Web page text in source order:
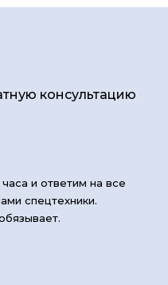
консультацию
и ответим на все
спецтехники.